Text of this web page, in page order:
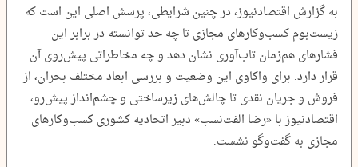
به گزارش اقتصادنیوز، در چنین شرایطی، پرسش اصلی این است که
زیست‌بوم کسب‌وکارهای مجازی تا چه حد توانسته در برابر این
فشارهای هم‌زمان تاب‌آوری نشان دهد و چه مخاطراتی پیش‌روی آن
قرار دارد. برای واکاوی این وضعیت و بررسی ابعاد مختلف بحران، از
فروش و جریان نقدی تا چالش‌های زیرساختی و چشم‌انداز پیش‌رو،
اقتصادنیوز با «رضا الفت‌نسب» دبیر اتحادیه کشوری کسب‌وکارهای
مجازی به گفت‌وگو نشست.